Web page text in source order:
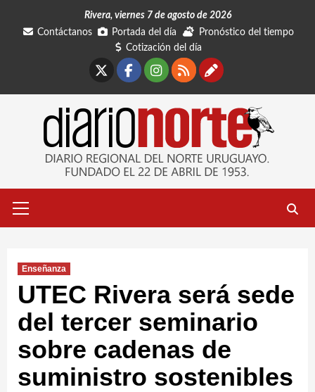
Rivera, viernes 7 de agosto de 2026
Contáctanos
Portada del día
Pronóstico del tiempo
Cotización del día
Facebook
Instagram
RSSContáctanos
primario
Enseñanza
UTEC Rivera será sede
del tercer seminario
sobre cadenas de
suministro sostenibles